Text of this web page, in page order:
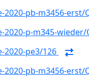
2020-pb-m3456-erst/
2020-p-m345-wieder/
2020-pe3/126
2020-pb-m3456-erst/